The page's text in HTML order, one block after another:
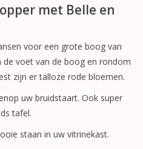
met Belle en
voor een grote boog van
de voet van de boog en rondom
zijn er talloze rode bloemen.
uw bruidstaart. Ook super
tafel.
staan in uw vitrinekast.